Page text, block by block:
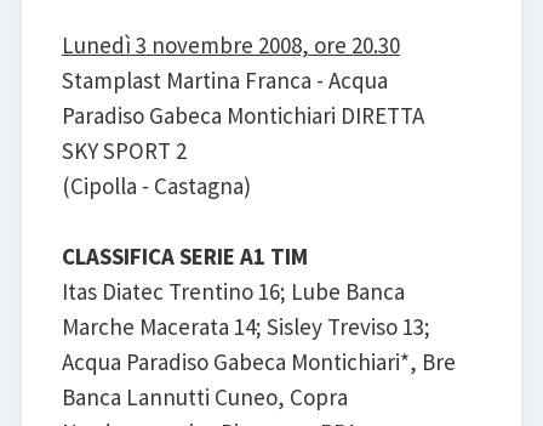
Lunedì 3 novembre 2008, ore 20.30
Stamplast Martina Franca - Acqua
Paradiso Gabeca Montichiari DIRETTA
SKY SPORT 2
(Cipolla - Castagna)
CLASSIFICA SERIE A1 TIM
Itas Diatec Trentino 16; Lube Banca
Marche Macerata 14; Sisley Treviso 13;
Acqua Paradiso Gabeca Montichiari*, Bre
Banca Lannutti Cuneo, Copra